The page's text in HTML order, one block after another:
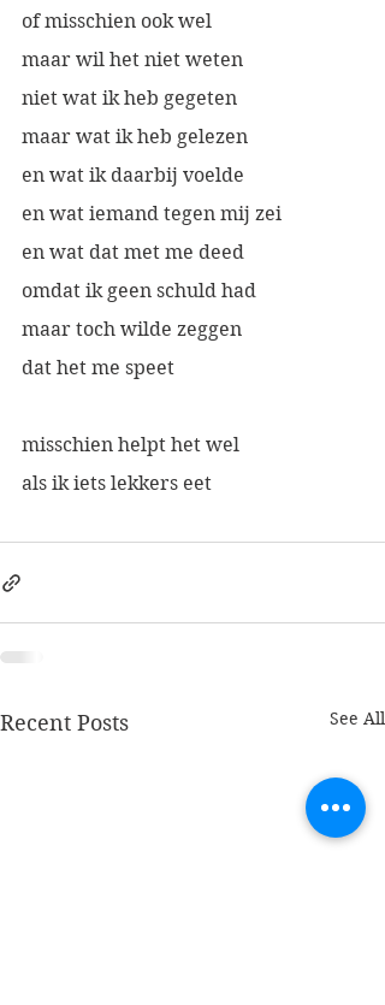
of misschien ook wel
maar wil het niet weten
niet wat ik heb gegeten
maar wat ik heb gelezen
en wat ik daarbij voelde
en wat iemand tegen mij zei
en wat dat met me deed
omdat ik geen schuld had
maar toch wilde zeggen
dat het me speet
misschien helpt het wel
als ik iets lekkers eet
Recent Posts See All